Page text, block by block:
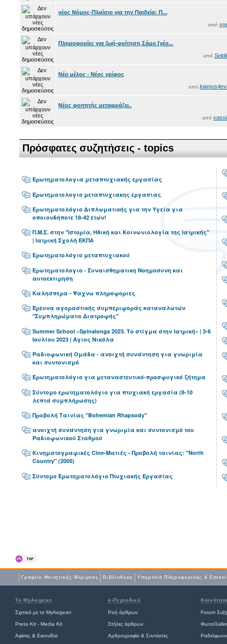
νέος Νόμος-Πλαίσιο για την Παιδεία: Π...
από
Πληροφορίες για ζωή-φοίτηση Σάμο [νέο...
από
Nέο μέλος - Νέος γρίφος
από
Νέος φοιτητής μεταφράζει..
από
Πρόσφατες συζητήσεις - topics
Ερωτηματολογια μεταπτυχιακής εργασίας
Ερωτηματολογιο μεταπτυχιακης εργασιας
Ερωτηματολόγιο Διπλωματικής για την Υγεία για
οποιονδήποτε 18-42 ετών!
Π.Μ.Σ. στην "Ιστορία, Ηθική και Κοινωνιολογία της Ιατρικής"
| Ιατρική Σχολή ΕΚΠΑ
Ερωτηματολόγιο μεταπτυχιακού
Ερωτηματολογιο - Συναισθηματικη Νοημοσυνη και
αυτοεκτιμηση
Καλησπερα - Ψαχνω πληροφοριες
Έρευνα αγοραστικής συμπεριφοράς καταναλωτών
"Συμπληρώματα Διατροφής"
Summer School «Spinalonga 2023. Το στίγμα στην Ιατρική» | 3-6
Ιουλίου 2023 | Άγιος Νικόλα
Ραδιοφωνική Ομάδα - ανοιχτή συνάντηση για γνωριμία
και συντονισμό
Ερωτηματολόγιο για μεταναστευτικό-προσφυγικό ζήτημα
Σύντομο ερωτηματολόγιο για πτυχιακή εργασία (8-10
λεπτά συμπλήρωσης)
Προβολή Ταινίας "Bohemian Rhapsody"
ανοιχτή συνάντηση για γνωριμία και συντονισμό του
Ραδιοφωνικού Σταθμού
Κινηματογραφικές Cine-Ματιές - Προβολή ταινίας: "North
Country" (2005)
Σύντομο Ερωτηματολόγιο Πτυχιακής Εργασίας
Γραφείο Φοιτητικής Μέριμνας Βιβλιοθήκη Yπηρεσία Πληροφορικής &
Το MyAegean e-Περιοδικό
Σχετικά με το MyAegean Ροή άρθρων Forum
Press Kit - Media Kit Στήλες άρθρων
Αφίσες & Εικονίδια Αρθρογραφία & Συντάκτες Ραδιόφωνο